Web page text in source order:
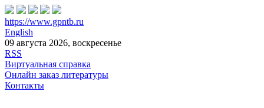
https://www.gpntb.ru
English
09 августа 2026, воскресенье
RSS
Виртуальная справка
Онлайн заказ литературы
Контакты